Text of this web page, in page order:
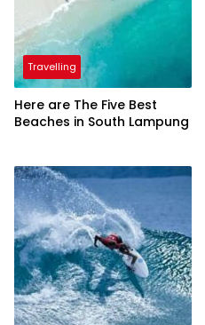
Travelling
Here are The Five Best
Beaches in South Lampung